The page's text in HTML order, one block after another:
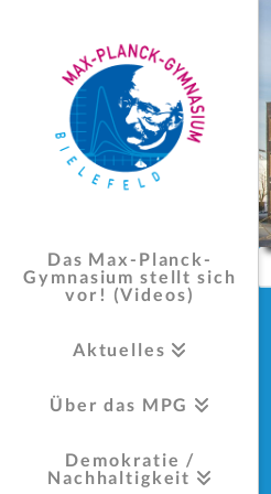
Das Max-Planck-
Gymnasium stellt sich
vor! (Videos)
Aktuelles
Über das MPG
Demokratie /
Nachhaltigkeit